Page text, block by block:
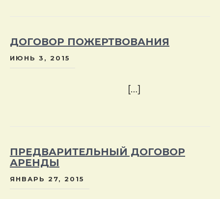
ДОГОВОР ПОЖЕРТВОВАНИЯ
ИЮНЬ 3, 2015
[…]
ПРЕДВАРИТЕЛЬНЫЙ ДОГОВОР
АРЕНДЫ
ЯНВАРЬ 27, 2015